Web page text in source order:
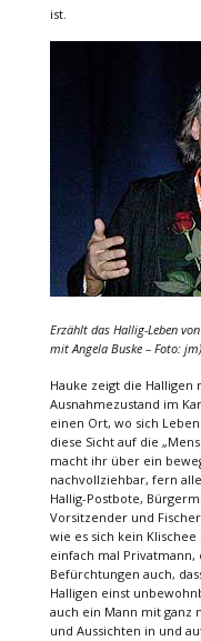
ist.
Erzählt das Hallig-Leben
mit Angela Buske – Foto: jm)
Hauke zeigt die
Ausnahmezustand im
einen Ort, wo sich
diese Sicht auf die
macht ihr über ein
nachvollziehbar, fern
Hallig-Postbote,
Vorsitzender und
wie es sich kein
einfach mal
Befürchtungen auch,
Halligen einst
auch ein Mann mit ganz
und Aussichten in und